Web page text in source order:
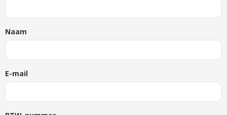
Naam
E-mail